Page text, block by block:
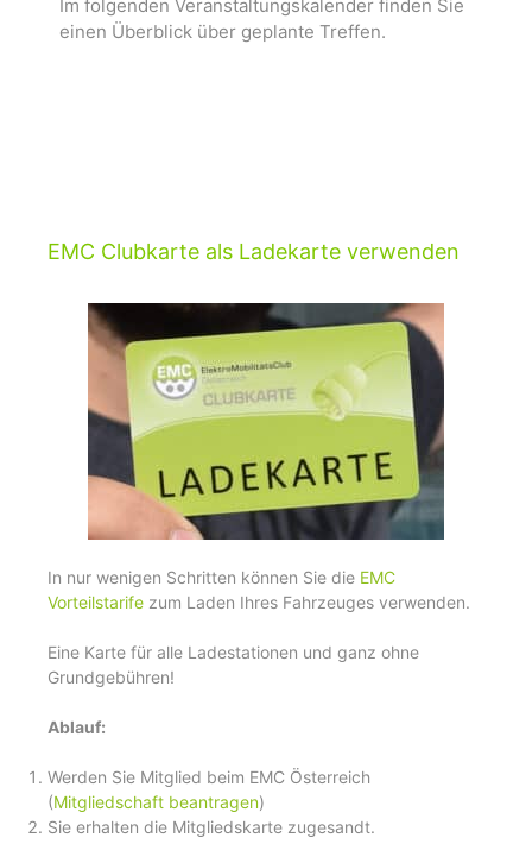
Im folgenden Veranstaltungskalender finden Sie
einen Überblick über geplante Treffen.
EMC Clubkarte als Ladekarte verwenden
In nur wenigen Schritten können Sie die EMC
Vorteilstarife zum Laden Ihres Fahrzeuges verwenden.
Eine Karte für alle Ladestationen und ganz ohne
Grundgebühren!
Ablauf:
Werden Sie Mitglied beim EMC Österreich
(Mitgliedschaft beantragen)
Sie erhalten die Mitgliedskarte zugesandt.